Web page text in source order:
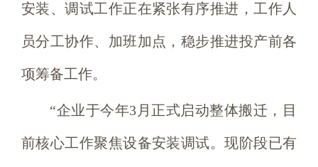
安装、调试工作正在紧张有序推进，工作人
员分工协作、加班加点，稳步推进投产前各
项筹备工作。
“企业于今年3月正式启动整体搬迁，目
前核心工作聚焦设备安装调试。现阶段已有